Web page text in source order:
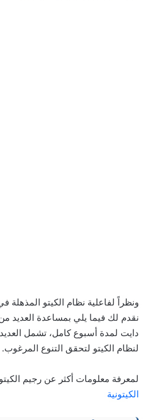
ونظراً لفاعلية نظام الكيتو
نقدم لك فيما يلي بمساعدة العديد
دايت لمدة أسبوع كامل، تشمل العديد
لنظام الكيتو لتحقق التنوع المرغوب.
لمعرفة معلومات أكثر عن رجيم
الكيتونية